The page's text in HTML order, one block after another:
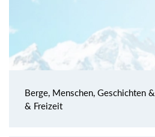
Berge, Menschen, Geschichten
& Freizeit